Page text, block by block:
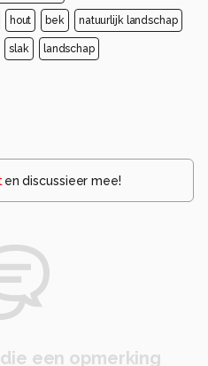
hout bek natuurlijk landschap
slak landschap
en discussieer mee!
een opmerking